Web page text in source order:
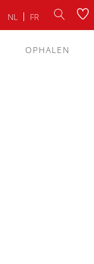
NL FR
OPHALEN